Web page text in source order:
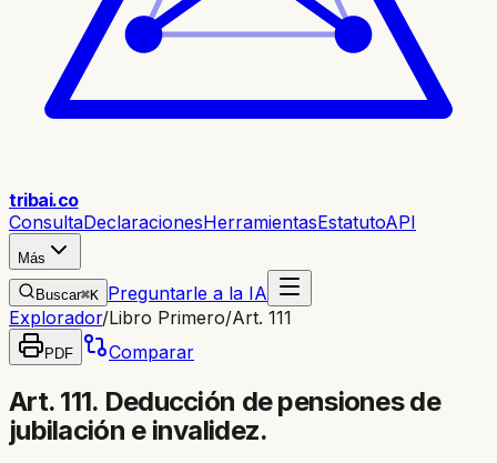
tribai.co
ConsultaDeclaracionesHerramientasEstatutoAPI
Más
Buscar⌘K Preguntarle a la IA
Explorador/Libro Primero/Art. 111
PDF Comparar
Art. 111. Deducción de pensiones de
jubilación e invalidez.